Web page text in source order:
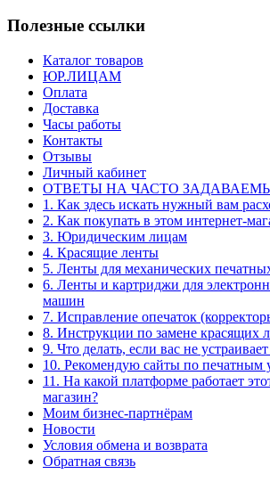
Полезные ссылки
Каталог товаров
ЮР.ЛИЦАМ
Оплата
Доставка
Часы работы
Контакты
Отзывы
Личный кабинет
ОТВЕТЫ НА ЧАСТО
1. Как здесь искать нужный вам
2. Как покупать в этом интернет-
3. Юридическим лицам
4. Красящие ленты
5. Ленты для механических
6. Ленты и картриджи для
машин
7. Исправление опечаток
8. Инструкции по замене красящих
9. Что делать, если вас не
10. Рекомендую сайты по печатным
11. На какой платформе работает
магазин?
Моим бизнес-партнёрам
Новости
Условия обмена и возврата
Обратная связь